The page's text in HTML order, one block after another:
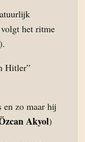
het ritme
).
Hitler”
en zo maar hij
Akyol)